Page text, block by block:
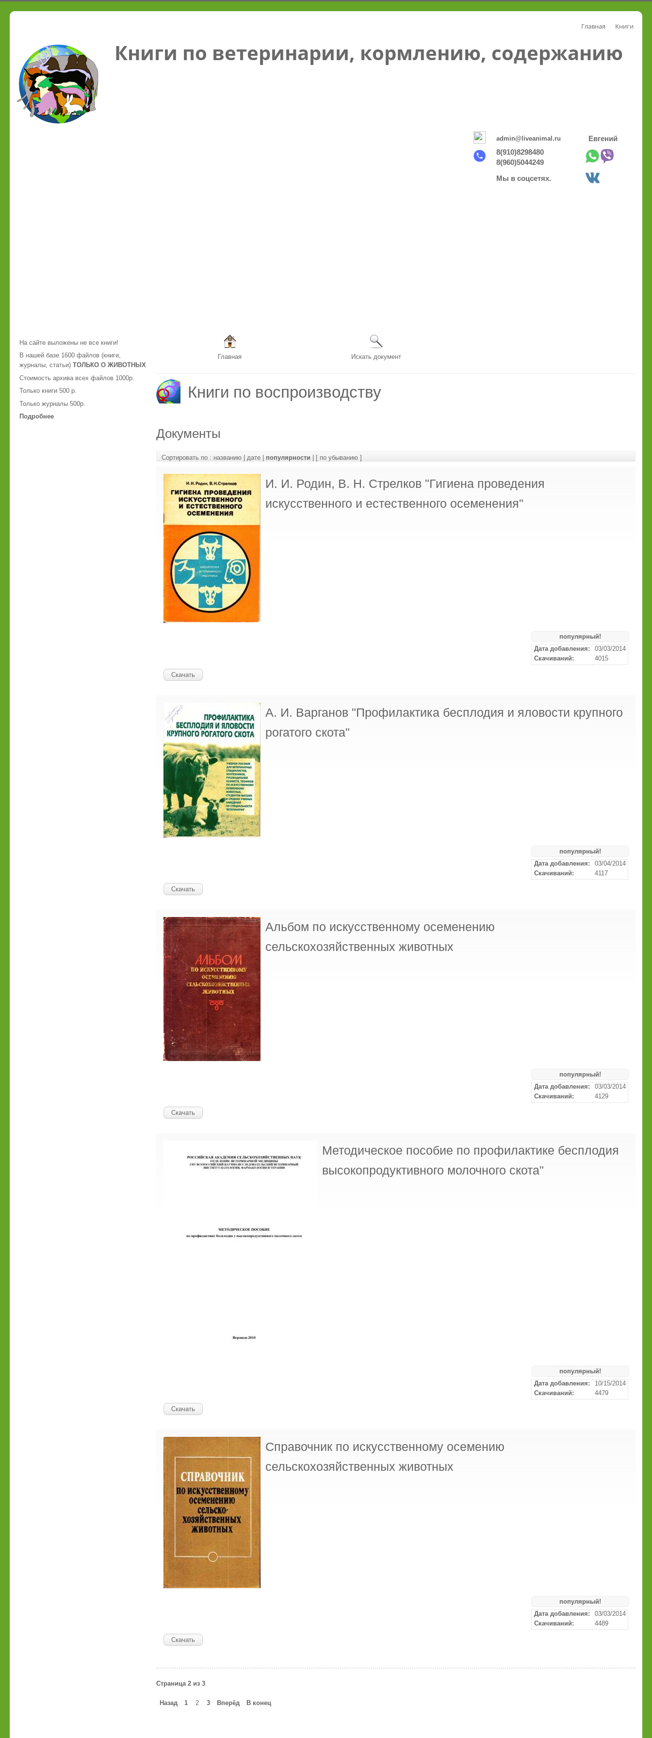
Главная Книги
Книги по ветеринарии, кормлению, содержанию
admin@liveanimal.ru
Евгений
8(910)8298480
8(960)5044249
Мы в соцсетях.
На сайте выложены не все книги!
В нашей базе 1600 файлов (книги,
журналы, статьи) ТОЛЬКО О ЖИВОТНЫХ
Стоимость архива всех файлов 1000р.
Только книги 500 р.
Только журналы 500р.
Подробнее
Главная Искать документ
Книги по воспроизводству
Документы
Сортировать по : названию |дате популярности [ по убыванию ]
И. И. Родин, В. Н. Стрелков "Гигиена проведения
искусственного и естественного осеменения"
популярный!
Дата добавления:
03/03/2014
Скачиваний:
4015
Скачать
А. И. Варганов "Профилактика бесплодия и яловости крупного
рогатого скота"
популярный!
Дата добавления:
03/04/2014
Скачиваний:
4117
Скачать
Альбом по искусственному осеменению
сельскохозяйственных животных
популярный!
Дата добавления:
03/03/2014
Скачиваний:
4129
Скачать
Методическое пособие по профилактике бесплодия
высокопродуктивного молочного скота"
популярный!
Дата добавления:
10/15/2014
Скачиваний:
4479
Скачать
Справочник по искусственному осемению
сельскохозяйственных животных
популярный!
Дата добавления:
03/03/2014
Скачиваний:
4489
Скачать
Страница 2 из 3
Назад 1 2 3 Вперёд В конец